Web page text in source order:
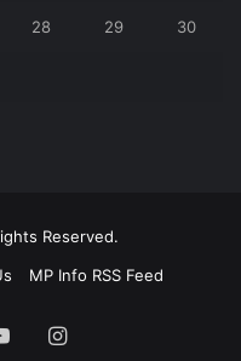
28 29 30
Reserved.
MP Info RSS Feed
YouTubeInstagram